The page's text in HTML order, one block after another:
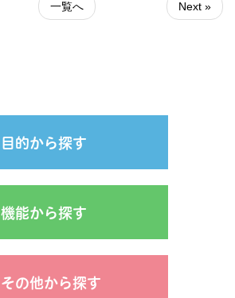
一覧へ Next »
目的から探す
機能から探す
その他から探す